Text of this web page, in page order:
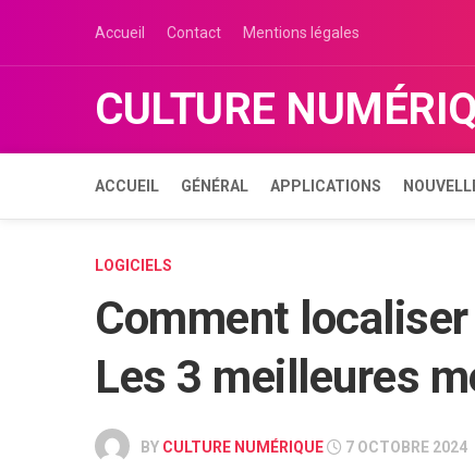
content
Accueil Contact Mentions légales
CULTURE
ACCUEIL GÉNÉRAL APPLICATIONS
LOGICIELS
Comment localiser
Les 3 meilleures
BY CULTURE NUMÉRIQUE 7 OCTOBRE 2024